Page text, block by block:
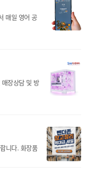
매일 영어 공
장상담 및 방
니다. 화장품